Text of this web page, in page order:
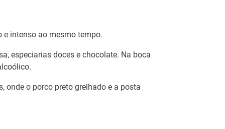
intenso ao mesmo tempo.
especiarias doces e chocolate. Na boca
onde o porco preto grelhado e a posta